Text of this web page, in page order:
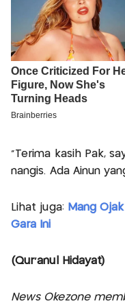
“Terima kasih Pak,
nangis. Ada Ainun
Lihat juga: Mang
Gara Ini
(Qur'anul Hidayat)
News Okezone